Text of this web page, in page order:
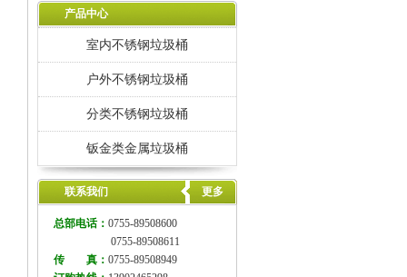
产品中心
室内不锈钢垃圾桶
户外不锈钢垃圾桶
分类不锈钢垃圾桶
钣金类金属垃圾桶